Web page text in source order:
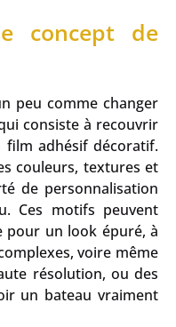
concept de
peu comme changer
consiste à recouvrir
film adhésif décoratif.
couleurs, textures et
de personnalisation
Ces motifs peuvent
pour un look épuré, à
voire même
résolution, ou des
un bateau vraiment